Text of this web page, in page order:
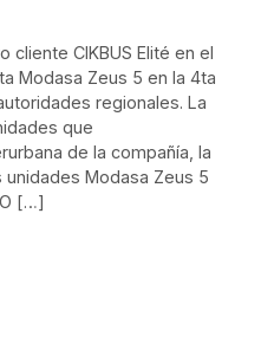
cliente CIKBUS Elité en el
Modasa Zeus 5 en la 4ta
regionales. La
que
de la compañía, la
Modasa Zeus 5
[…]